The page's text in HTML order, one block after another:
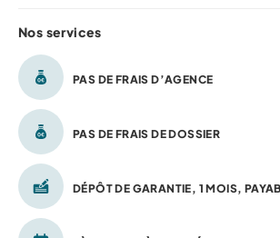
Nos services
PAS DE FRAIS D’AGENCE
PAS DE FRAIS DE DOSSIER
DÉPÔT DE GARANTIE, 1 MOIS,